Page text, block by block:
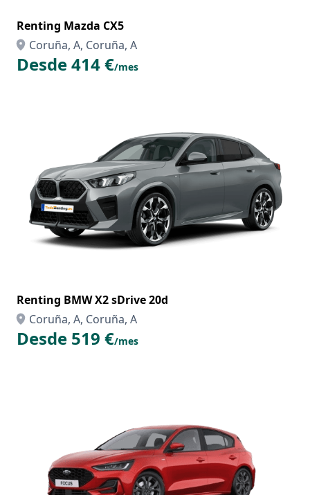
Renting Mazda CX5
Coruña, A, Coruña, A
Desde 414 €/mes
Renting BMW X2 sDrive 20d
Coruña, A, Coruña, A
Desde 519 €/mes